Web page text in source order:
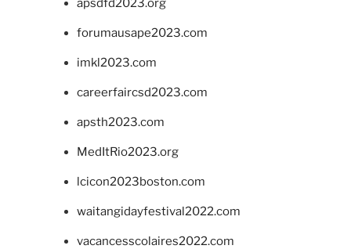
apsdfd2023.org
forumausape2023.com
imkl2023.com
careerfaircsd2023.com
apsth2023.com
MedItRio2023.org
lcicon2023boston.com
waitangidayfestival2022.com
vacancesscolaires2022.com